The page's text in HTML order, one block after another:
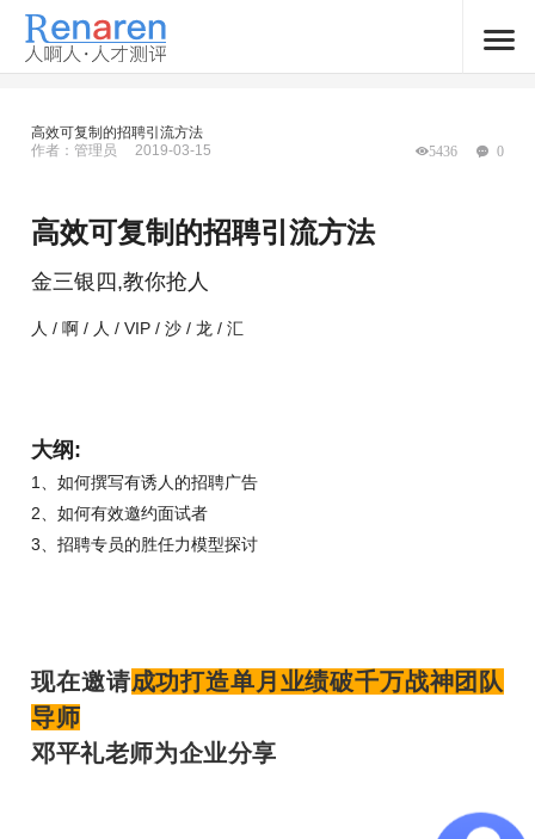
高效可复制的招聘引流方法
作者：管理员
2019-03-15 5436 0
高效可复制的招聘引流方法
金三银四,教你抢人
人 / 啊 / 人 / VIP / 沙 / 龙 / 汇
大纲:
1、如何撰写有诱人的招聘广告
2、如何有效邀约面试者
3、招聘专员的胜任力模型探讨
现在邀请成功打造单月业绩破千万战神团队
导师
邓平礼老师为企业分享